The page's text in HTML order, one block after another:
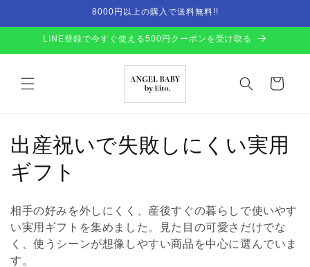
8000円以上の購入で送料無料!!
LINE登録で今すぐ使える500円クーポンを受け取る
Cart
C
o
l
e
出産祝いで失敗しにくい実用
ギフト
相手の好みを外しにくく、産後すぐの暮らしで使いやす
い実用ギフトを集めました。見た目の可愛さだけでな
く、使うシーンが想像しやすい商品を中心に選んでいま
す。